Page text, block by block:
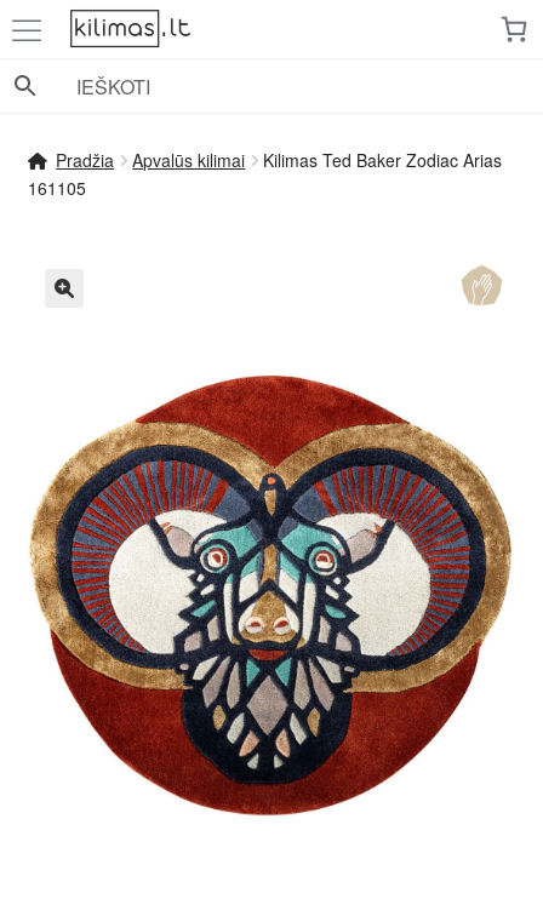
Pereiti
prie
meniu
Pereiti
prie
turinio
Pradžia Apvalūs kilimai
Kilimas Ted Baker Zodiac Arias
161105